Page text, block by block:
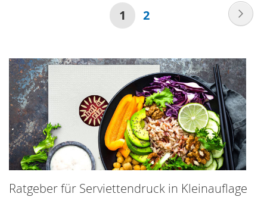
HINZUFÜGEN
Seite
Sie
lesen
die
Seite
1 Seite
2
Ratgeber für Serviettendruck in Kleinauflage